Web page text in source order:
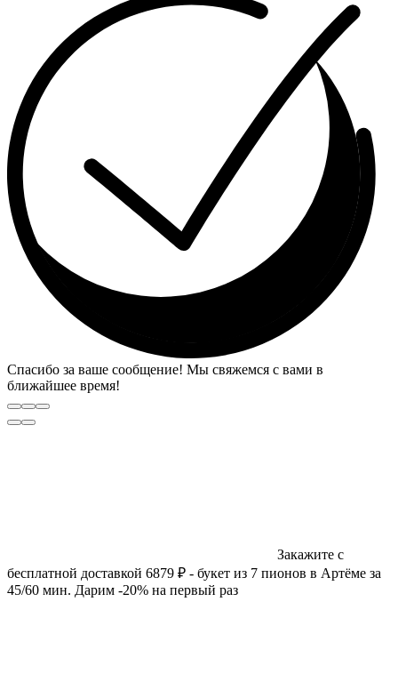
Спасибо за ваше сообщение! Мы свяжемся с вами в
ближайшее время!
Закажите с
бесплатной доставкой 6879 ₽ - букет из 7 пионов в Артёме за
45/60 мин. Дарим -20% на первый раз